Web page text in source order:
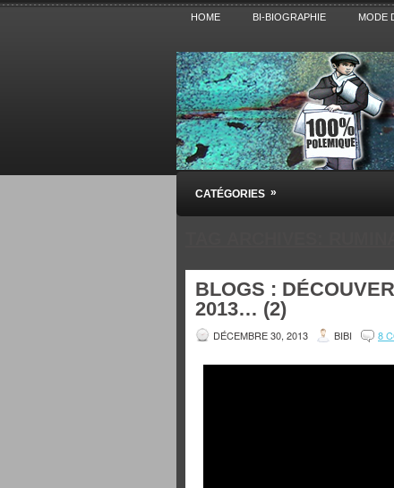
HOME BI-BIOGRAPHIE MODE
Pensez BiBi
Blog polémique sur l'Actualité, la
CATÉGORIES »
BLOGS :
2013… (2)
DÉCEMBRE 30, 2013 BIBI 8